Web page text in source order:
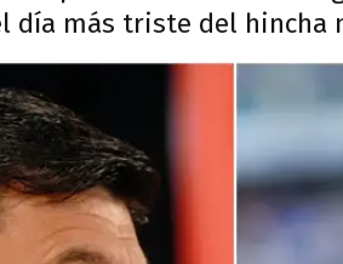
día más triste del hincha